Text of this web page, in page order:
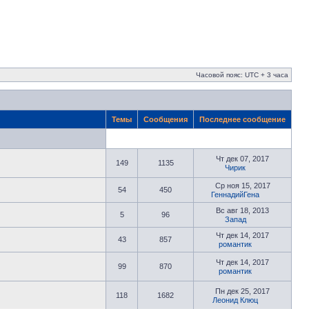
Часовой пояс: UTC + 3 часа
Темы Сообщения Последнее сообщение
149 1135
Чт дек 07, 2017
Чирик
54 450
Ср ноя 15, 2017
ГеннадийГена
5 96
Вс авг 18, 2013
Запад
43 857
Чт дек 14, 2017
романтик
99 870
Чт дек 14, 2017
романтик
118 1682
Пн дек 25, 2017
Леонид Клюц